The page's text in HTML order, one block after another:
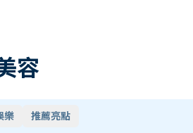
容
樂 推薦亮點